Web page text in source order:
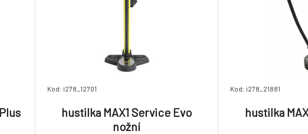
Kod: i278_12701
hustilka MAX1 Service Evo
nožní
Kod: i278_21881
hustilka